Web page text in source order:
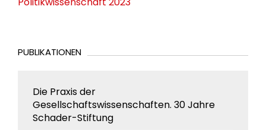
PUBLIKATIONEN
Die Praxis der
Gesellschaftswissenschaften. 30 Jahre
Schader-Stiftung